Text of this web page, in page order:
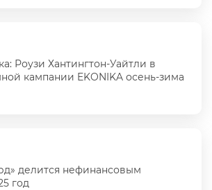
Роузи Хантингтон-Уайтли в
кампании EKONIKA осень-зима
делится нефинансовым
год